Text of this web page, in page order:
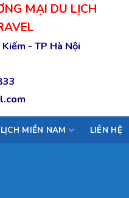
MẠI DU LỊCH
- TP Hà Nội
MIỀN NAM LIÊN HỆ